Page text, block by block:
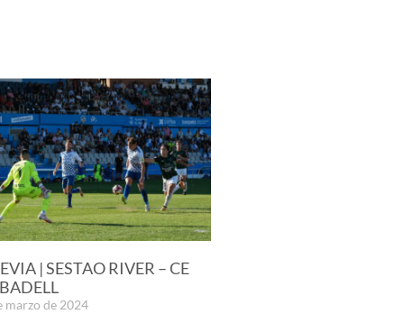
| SESTAO RIVER – CE
marzo de 2024